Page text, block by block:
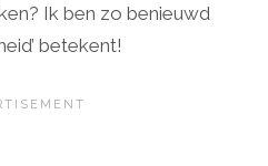
Ik ben zo benieuwd
betekent!